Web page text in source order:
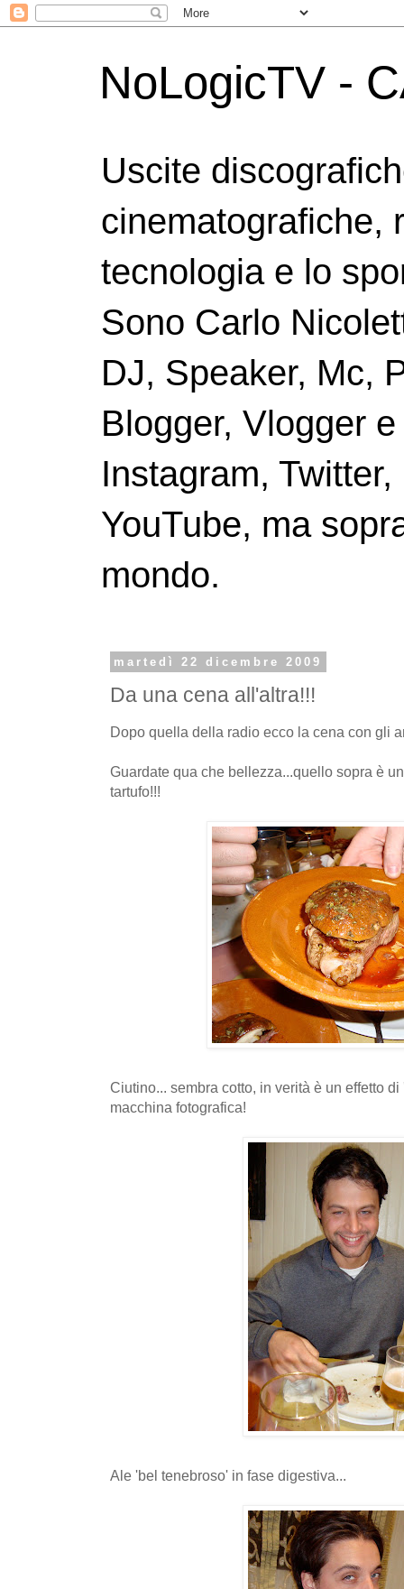
NoLogicTV -
Uscite
cinematografiche,
tecnologia e lo
Sono Carlo
DJ, Speaker, Mc,
Blogger, Vlogger
Instagram,
YouTube, ma
mondo.
martedì 22 dicembre 2009
Da una cena all'altra!!!
Dopo quella della radio ecco la cena con gli
Guardate qua che bellezza...quello sopra è
tartufo!!!
Ciutino... sembra cotto, in verità è un effetto
macchina fotografica!
Ale 'bel tenebroso' in fase digestiva...